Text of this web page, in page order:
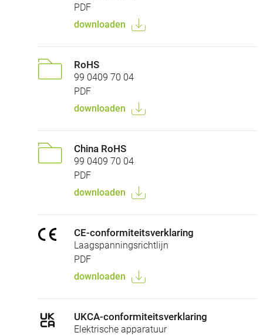
PDF
downloaden
RoHS
99 0409 70 04
PDF
downloaden
China RoHS
99 0409 70 04
PDF
downloaden
CE-conformiteitsverklaring
Laagspanningsrichtlijn
PDF
downloaden
UKCA-conformiteitsverklaring
Elektrische apparatuur